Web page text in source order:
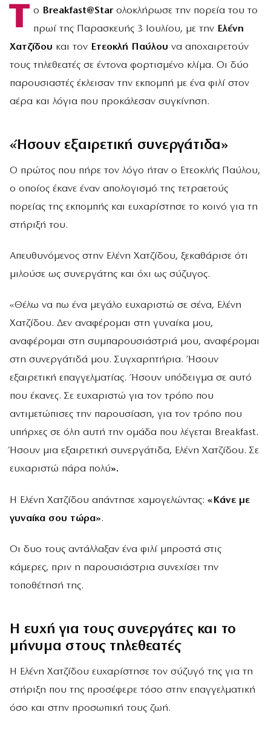
Τ ο Breakfast@Starολοκλήρωσε την πορεία του το
πρωί της Παρασκευής 3 Ιουλίου, με την Ελένη
Χατζίδου και τον Ετεοκλή Παύλου να αποχαιρετούν
τους τηλεθεατές σε έντονα φορτισμένο κλίμα. Οι δύο
παρουσιαστές έκλεισαν την εκπομπή με ένα φιλί στον
αέρα και λόγια που προκάλεσαν συγκίνηση.
«Ήσουν εξαιρετική συνεργάτιδα»
Ο πρώτος που πήρε τον λόγο ήταν ο Ετεοκλής Παύλου,
ο οποίος έκανε έναν απολογισμό της τετραετούς
πορείας της εκπομπής και ευχαρίστησε το κοινό για τη
στήριξή του.
Απευθυνόμενος στην Ελένη Χατζίδου, ξεκαθάρισε ότι
μιλούσε ως συνεργάτης και όχι ως σύζυγος.
«Θέλω να πω ένα μεγάλο ευχαριστώ σε σένα, Ελένη
Χατζίδου. Δεν αναφέρομαι στη γυναίκα μου,
αναφέρομαι στη συμπαρουσιάστριά μου, αναφέρομαι
στη συνεργάτιδά μου. Συγχαρητήρια. Ήσουν
εξαιρετική επαγγελματίας. Ήσουν υπόδειγμα σε αυτό
που έκανες. Σε ευχαριστώ για τον τρόπο που
αντιμετώπισες την παρουσίαση, για τον τρόπο που
υπήρχες σε όλη αυτή την ομάδα που λέγεται Breakfast.
Ήσουν μια εξαιρετική συνεργάτιδα, Ελένη Χατζίδου. Σε
ευχαριστώ πάρα πολύ».
Η Ελένη Χατζίδου απάντησε χαμογελώντας: «Κάνε με
γυναίκα σου τώρα».
Οι δυο τους αντάλλαξαν ένα φιλί μπροστά στις
κάμερες, πριν η παρουσιάστρια συνεχίσει την
τοποθέτησή της.
Η ευχή για τους συνεργάτες και το
μήνυμα στους τηλεθεατές
Η Ελένη Χατζίδου ευχαρίστησε τον σύζυγό της για τη
στήριξη που της προσέφερε τόσο στην επαγγελματική
όσο και στην προσωπική τους ζωή.